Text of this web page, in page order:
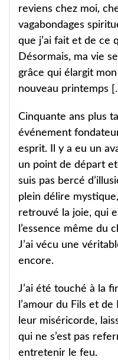
reviens chez moi,
vagabondages
que j’ai fait et de ce
Désormais, ma vie
grâce qui élargit
nouveau printemps
Cinquante ans plus
événement
esprit. Il y a eu un
un point de départ
suis pas bercé
plein délire
retrouvé la joie, qui
l’essence même du
J’ai vécu une
encore.
J’ai été touché à la
l’amour du Fils et
leur miséricorde,
qui ne s’est pas
entretenir le feu.